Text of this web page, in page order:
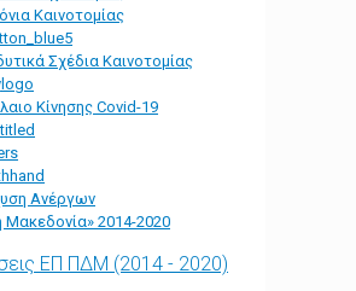
Καινοτομίας
Σχέδια Καινοτομίας
Κίνησης Covid-19
Ανέργων
Μακεδονία» 2014-2020
ΕΠ ΠΔΜ (2014 - 2020)